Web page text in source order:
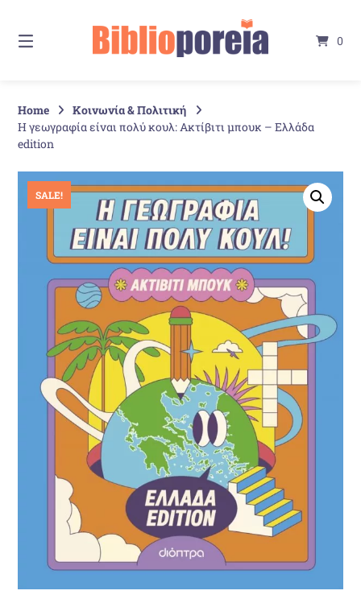
Inhalt
0
Home
Κοινωνία & Πολιτική
Η γεωγραφία είναι πολύ κουλ: Ακτίβιτι μπουκ – Ελλάδα
edition
SALE!